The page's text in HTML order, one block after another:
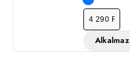
Alkalmaz